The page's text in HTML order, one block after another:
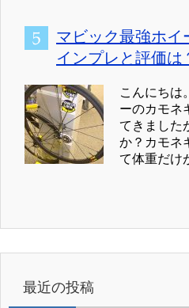
マビック最強ホイ
インプレと評価は
こんにちは
ーのカモネ
てきました
か？カモネ
て体重だけ
最近の投稿